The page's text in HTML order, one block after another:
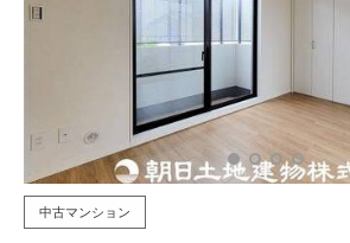
中古マンション